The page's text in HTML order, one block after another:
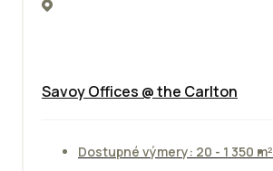
Savoy Offices @ the Carlton
Dostupné výmery: 20 - 1 350 m²